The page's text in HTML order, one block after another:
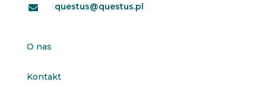
 questus@questus.pl
O nas
Kontakt